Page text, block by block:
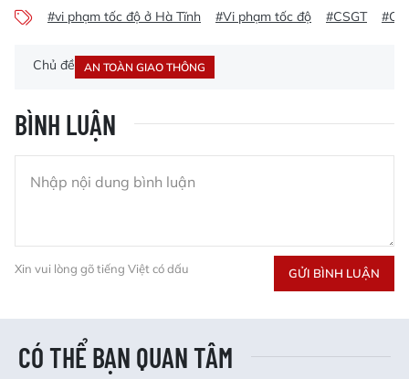
#vi phạm tốc độ ở Hà Tĩnh #Vi phạm tốc độ #CSGT
Chủ đề AN TOÀN GIAO THÔNG
BÌNH LUẬN
Xin vui lòng gõ tiếng Việt có dấu GỬI BÌNH LUẬN
CÓ THỂ BẠN QUAN TÂM